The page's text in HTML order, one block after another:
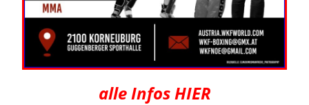
alle Infos HIER